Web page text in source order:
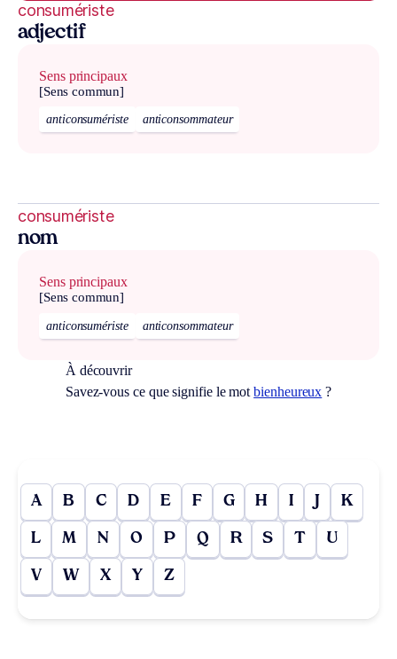
consumériste
adjectif
Sens principaux
[Sens commun]
anticonsumériste anticonsommateur
consumériste
nom
Sens principaux
[Sens commun]
anticonsumériste anticonsommateur
À découvrir
Savez-vous ce que signifie le motbienheureux ?
A B C D E F G H I J K
L M N O P Q R S T U
V W X Y Z